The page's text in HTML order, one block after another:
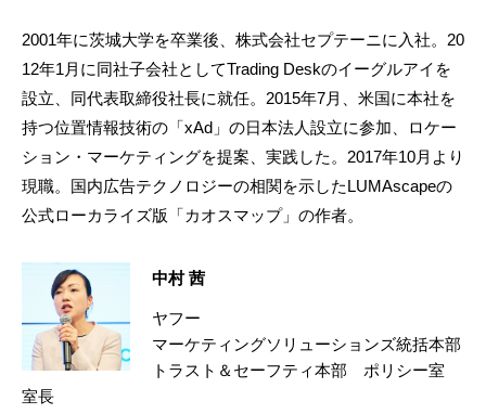
2001年に茨城大学を卒業後、株式会社セプテーニに入社。20
12年1月に同社子会社としてTrading Deskのイーグルアイを
設立、同代表取締役社長に就任。2015年7月、米国に本社を
持つ位置情報技術の「xAd」の日本法人設立に参加、ロケー
ション・マーケティングを提案、実践した。2017年10月より
現職。国内広告テクノロジーの相関を示したLUMAscapeの
公式ローカライズ版「カオスマップ」の作者。
中村 茜
ヤフー
マーケティングソリューションズ統括本部
トラスト＆セーフティ本部 ポリシー室
室長